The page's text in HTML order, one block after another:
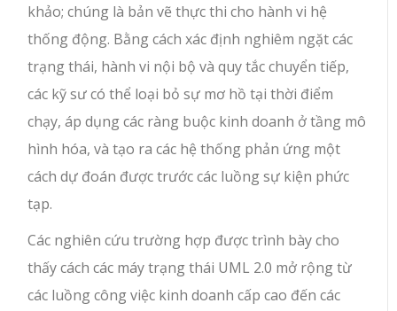
khảo; chúng là bản vẽ thực thi cho hành vi hệ
thống động. Bằng cách xác định nghiêm ngặt các
trạng thái, hành vi nội bộ và quy tắc chuyển tiếp,
các kỹ sư có thể loại bỏ sự mơ hồ tại thời điểm
chạy, áp dụng các ràng buộc kinh doanh ở tầng mô
hình hóa, và tạo ra các hệ thống phản ứng một
cách dự đoán được trước các luồng sự kiện phức
tạp.
Các nghiên cứu trường hợp được trình bày cho
thấy cách các máy trạng thái UML 2.0 mở rộng từ
các luồng công việc kinh doanh cấp cao đến các